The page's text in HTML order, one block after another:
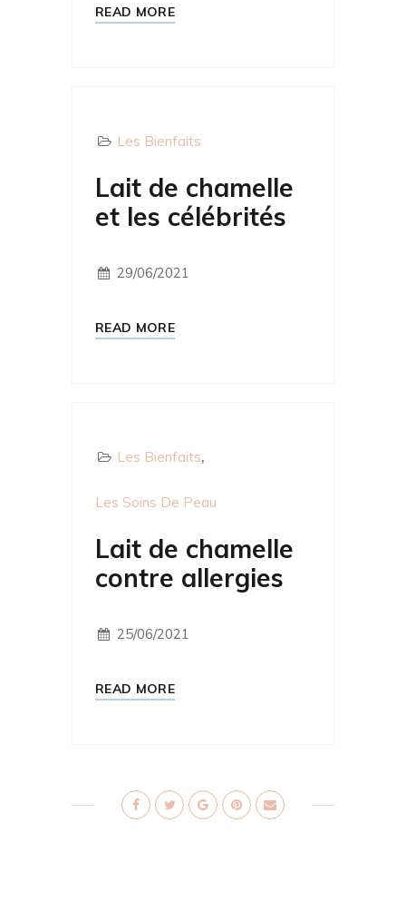
READ MORE
Les Bienfaits
Lait de chamelle
et les célébrités
29/06/2021
READ MORE
Les Bienfaits
Les Soins De Peau
Lait de chamelle
contre allergies
25/06/2021
READ MORE